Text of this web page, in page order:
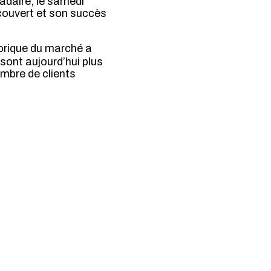
et son succès
du marché a
aujourd’hui plus
de clients